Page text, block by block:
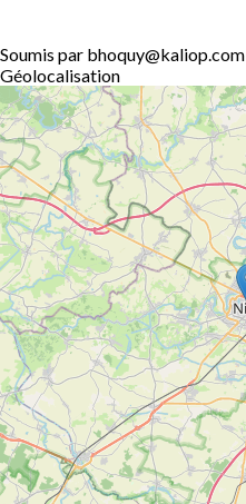
Soumis par bhoquy@kaliop.com
Géolocalisation